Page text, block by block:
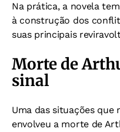
Na prática, a novela
à construção dos
suas principais
Morte de
sinal
Uma das situações que
envolveu a morte de